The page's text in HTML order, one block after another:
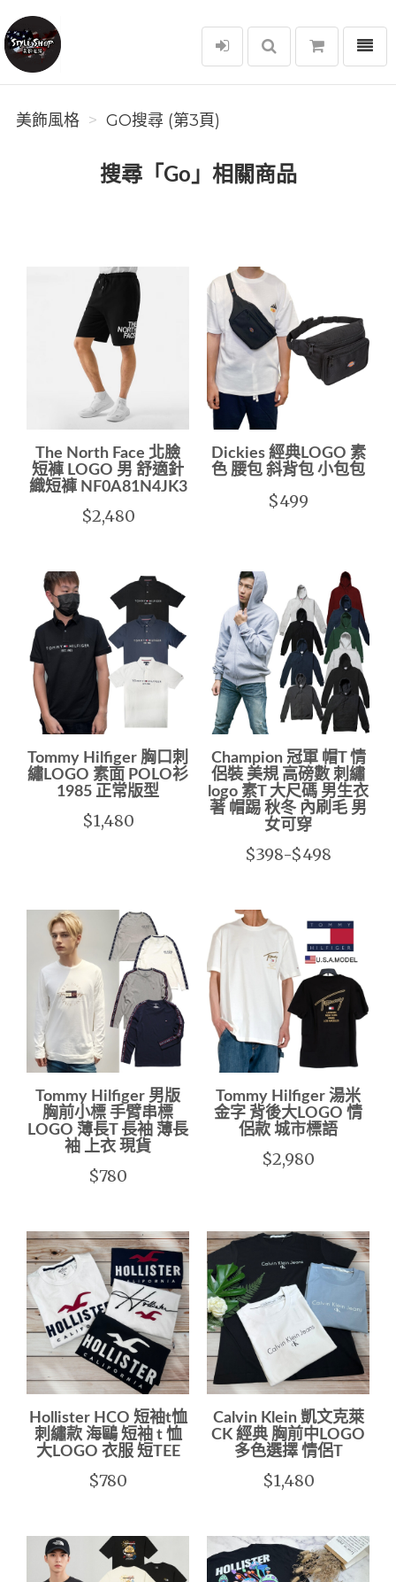
美飾風格
選單
美飾風格 GO搜尋 (第3頁)
搜尋「Go」相關商品
The North Face 北臉
短褲 LOGO 男 舒適針
織短褲 NF0A81N4JK3
$2,480
Dickies 經典LOGO 素
色 腰包 斜背包 小包包
$499
Tommy Hilfiger 胸口刺
繡LOGO 素面 POLO衫
1985 正常版型
$1,480
Champion 冠軍 帽T 情
侶裝 美規 高磅數 刺繡
logo 素T 大尺碼 男生衣
著 帽踢 秋冬 內刷毛 男
女可穿
$398-$498
Tommy Hilfiger 男版
胸前小標 手臂串標
LOGO 薄長T 長袖 薄長
袖 上衣 現貨
$780
Tommy Hilfiger 湯米
金字 背後大LOGO 情
侶款 城市標語
$2,980
Hollister HCO 短袖t恤
刺繡款 海鷗 短袖 t 恤
大LOGO 衣服 短TEE
$780
Calvin Klein 凱文克萊
CK 經典 胸前中LOGO
多色選擇 情侶T
$1,480